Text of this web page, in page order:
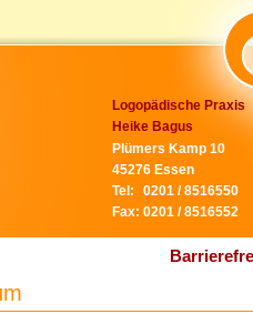
Logopädische Praxis
Heike Bagus
Plümers Kamp 10
45276 Essen
Tel:
0201 / 8516550
Fax: 0201 / 8516552